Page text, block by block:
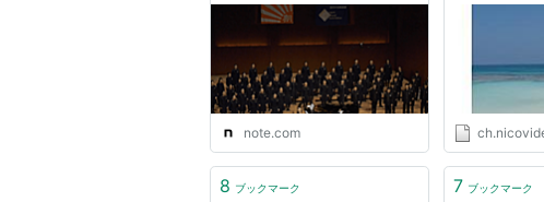
note.com
8 ブックマーク 7 ブックマーク